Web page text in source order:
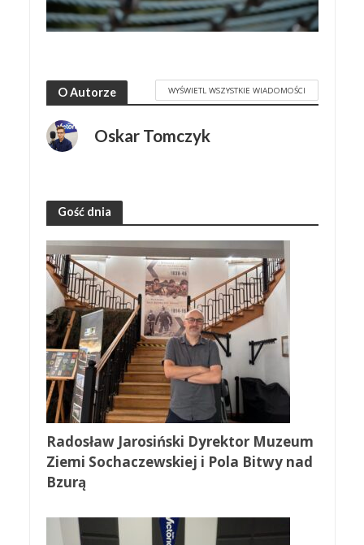
O Autorze WYŚWIETL WSZYSTKIE WIADOMOŚCI
Oskar Tomczyk
Gość dnia
Radosław Jarosiński Dyrektor Muzeum
Ziemi Sochaczewskiej i Pola Bitwy nad
Bzurą